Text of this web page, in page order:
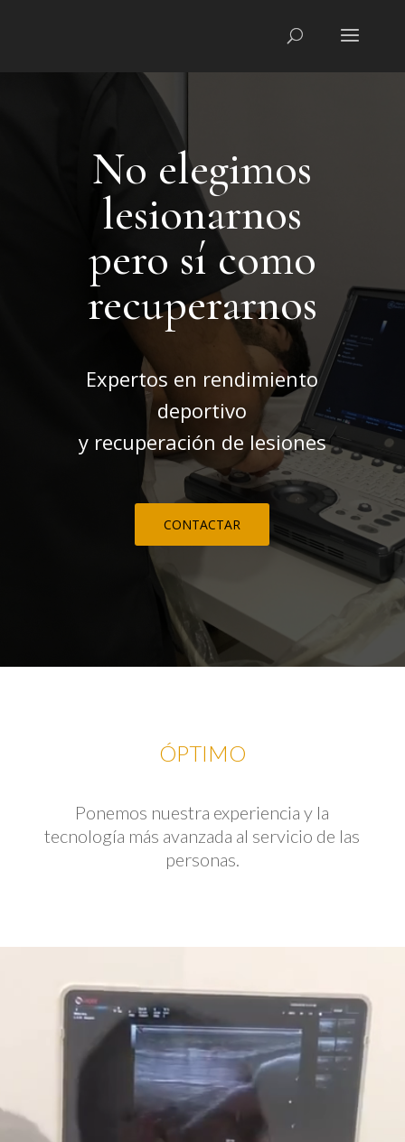
No elegimos
lesionarnos
pero sí como
recuperarnos
Expertos en rendimiento
deportivo
y recuperación de lesiones
CONTACTAR
ÓPTIMO
Ponemos nuestra experiencia y la
tecnología más avanzada al servicio de las
personas.